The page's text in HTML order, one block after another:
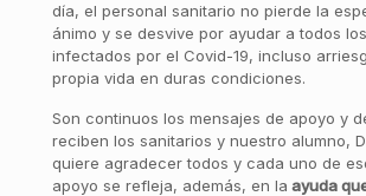
día, el personal sanitario no pierde la
ánimo y se desvive por ayudar a todos
infectados por el Covid-19, incluso
propia vida en duras condiciones.
Son continuos los mensajes de apoyo y
reciben los sanitarios y nuestro alumno,
quiere agradecer todos y cada uno de
apoyo se refleja, además, en la ayuda